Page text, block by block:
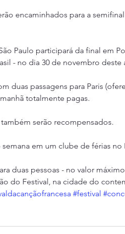
encaminhados para a
Paulo participará da final em
- no dia 30 de novembro deste
duas passagens para Paris
totalmente pagas.
serão recompensados.
em um clube de férias no
duas pessoas - no valor
do Festival, na cidade do
#festival